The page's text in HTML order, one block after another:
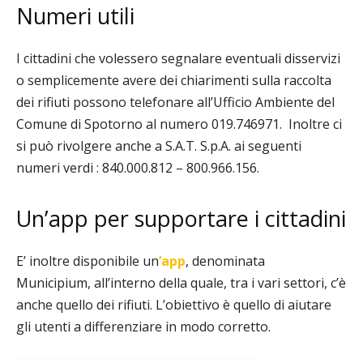
Numeri utili
I cittadini che volessero segnalare eventuali disservizi
o semplicemente avere dei chiarimenti sulla raccolta
dei rifiuti possono telefonare all’Ufficio Ambiente del
Comune di Spotorno al numero 019.746971. Inoltre ci
si può rivolgere anche a S.A.T. S.p.A. ai seguenti
numeri verdi : 840.000.812 – 800.966.156.
Un’app per supportare i cittadini
E’ inoltre disponibile un’app, denominata
Municipium, all’interno della quale, tra i vari settori, c’è
anche quello dei rifiuti. L’obiettivo è quello di aiutare
gli utenti a differenziare in modo corretto.